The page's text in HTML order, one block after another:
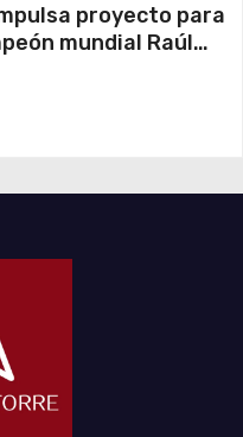
proyecto para
mundial Raúl